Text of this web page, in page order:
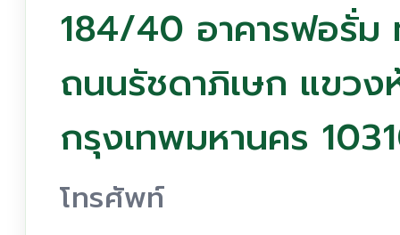
184/40 อาคารฟอรั่ม
ถนนรัชดาภิเษก แขว
กรุงเทพมหานคร
โทรศัพท์